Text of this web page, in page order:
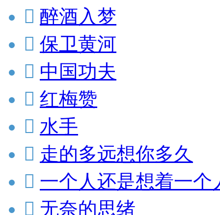
 醉酒入梦
 保卫黄河
 中国功夫
 红梅赞
 水手
 走的多远想你多久
 一个人还是想着一个
 无奈的思绪